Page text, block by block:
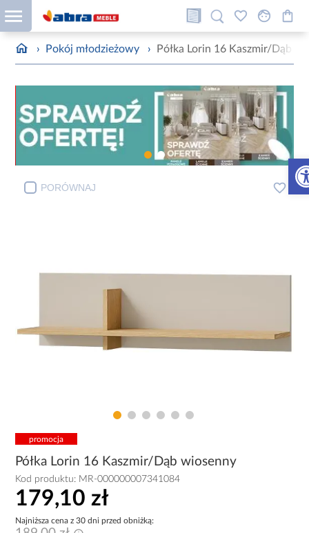
› Pokój młodzieżowy › Półka Lorin 16 Kaszmir/Dąb
PORÓWNAJ
promocja
Półka Lorin 16 Kaszmir/Dąb wiosenny
Kod produktu: MR-000000007341084
179,10 zł
Najniższa cena z 30 dni przed obniżką: